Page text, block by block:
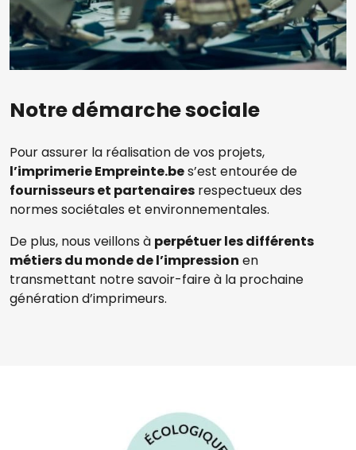
Notre démarche sociale
Pour assurer la réalisation de vos projets,
l’imprimerie Empreinte.bes’est entourée de
fournisseurs et partenaires respectueux des
normes sociétales et environnementales.
De plus, nous veillons à perpétuer les différents
métiers du monde de l’impression en
transmettant notre savoir-faire à la prochaine
génération d’imprimeurs.